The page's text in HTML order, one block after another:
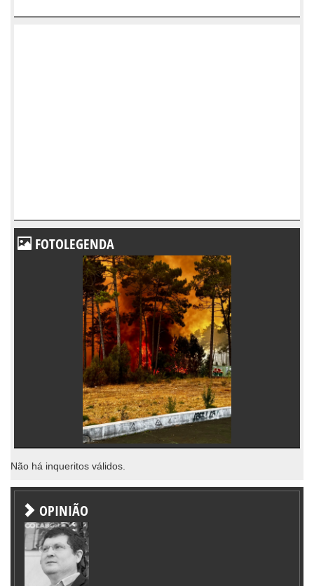
FOTOLEGENDA
Não há inqueritos válidos.
OPINIÃO